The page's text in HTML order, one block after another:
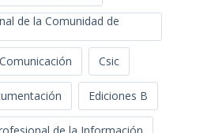
de la Comunidad de
Comunicación Csic
Ediciones B